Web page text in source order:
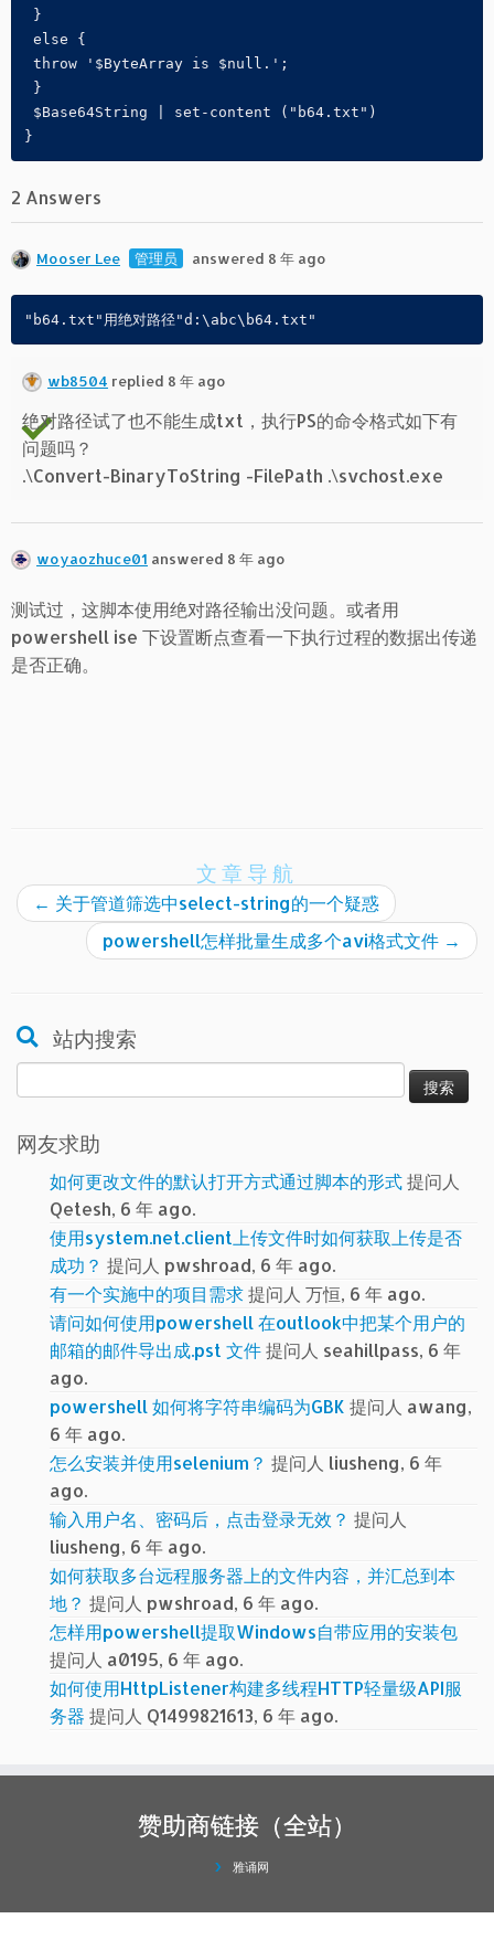
}
else {
throw '$ByteArray is $null.';
}
$Base64String | set-content ("b64.txt")
}
2 Answers
Mooser Lee 管理员 answered 8 年 ago
"b64.txt"用绝对路径"d:\abc\b64.txt"
wb8504 replied 8 年 ago
绝对路径试了也不能生成txt，执行PS的命令格式如下有
问题吗？
.\Convert-BinaryToString -FilePath .\svchost.exe
woyaozhuce01 answered 8 年 ago
测试过，这脚本使用绝对路径输出没问题。或者用
powershell ise 下设置断点查看一下执行过程的数据出传递
是否正确。
文章导航
← 关于管道筛选中select-string的一个疑惑
powershell怎样批量生成多个avi格式文件 →
站内搜索
索：
网友求助
如何更改文件的默认打开方式通过脚本的形式提问人
Qetesh, 6 年 ago.
使用system.net.client上传文件时如何获取上传是否
成功？ 提问人 pwshroad, 6 年 ago.
有一个实施中的项目需求提问人 万恒, 6 年 ago.
请问如何使用powershell 在outlook中把某个用户的
邮箱的邮件导出成.pst 文件提问人 seahillpass, 6 年
ago.
powershell 如何将字符串编码为GBK 提问人 awang,
6 年 ago.
怎么安装并使用selenium？ 提问人 liusheng, 6 年
ago.
输入用户名、密码后，点击登录无效？ 提问人
liusheng, 6 年 ago.
如何获取多台远程服务器上的文件内容，并汇总到本
地？ 提问人 pwshroad, 6 年 ago.
怎样用powershell提取Windows自带应用的安装包
提问人 a0195, 6 年 ago.
如何使用HttpListener构建多线程HTTP轻量级API服
务器 提问人 Q1499821613, 6 年 ago.
赞助商链接（全站）
雅诵网